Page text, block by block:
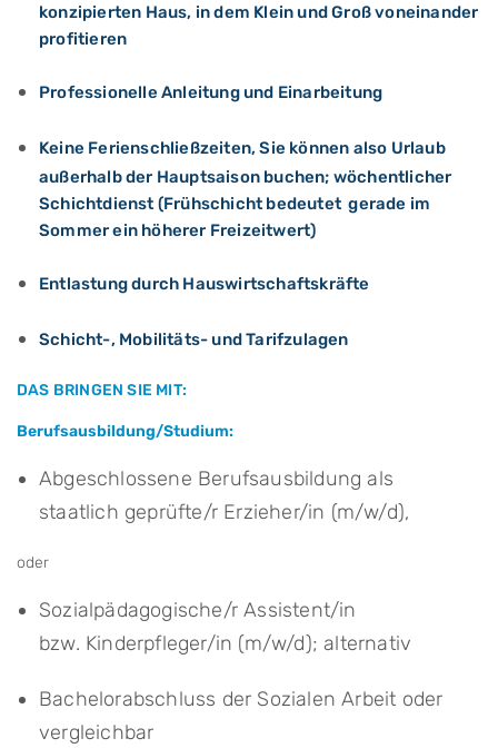
konzipierten Haus, in dem Klein und Groß voneinander
profitieren
Professionelle Anleitung und Einarbeitung
Keine Ferienschließzeiten, Sie können also Urlaub
außerhalb der Hauptsaison buchen; wöchentlicher
Schichtdienst (Frühschicht bedeutet gerade im
Sommer ein höherer Freizeitwert)
Entlastung durch Hauswirtschaftskräfte
Schicht-, Mobilitäts- und Tarifzulagen
DAS BRINGEN SIE MIT:
Berufsausbildung/Studium:
Abgeschlossene Berufsausbildung als
staatlich geprüfte/r Erzieher/in (m/w/d),
oder
Sozialpädagogische/r Assistent/in
bzw. Kinderpfleger/in (m/w/d); alternativ
Bachelorabschluss der Sozialen Arbeit oder
vergleichbar